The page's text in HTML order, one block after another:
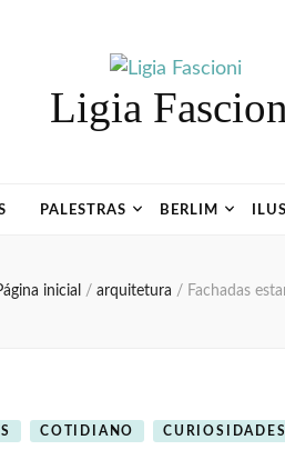
Ligia
PALESTRAS BERLIM
inicial / arquitetura / Fachadas
COTIDIANO CURIOSIDADES